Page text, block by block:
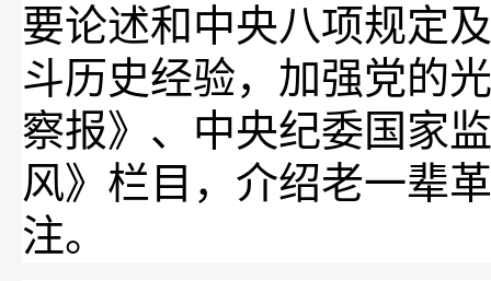
要论述和中央八项规定
斗历史经验，加强党的
察报》、中央纪委国家
风》栏目，介绍老一辈
注。